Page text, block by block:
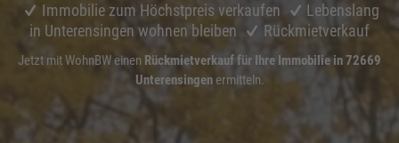
Immobilie zum Höchstpreis verkaufen
Lebenslang
in Unterensingen wohnen bleiben
Rückmietverkauf
Jetzt mit WohnBW einen Rückmietverkauf für Ihre Immobilie in 72669
Unterensingenermitteln.